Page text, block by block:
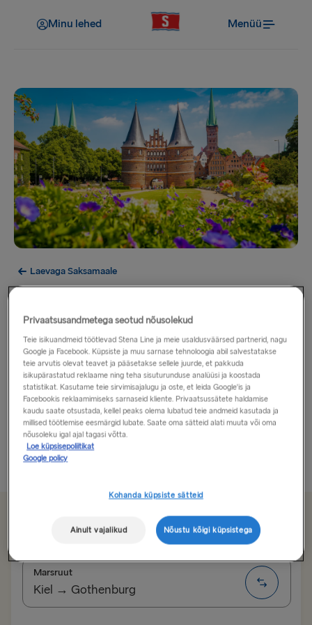
Minu lehed Menüü
Laevaga Saksamaale
Põhja-Saksamaal asuv Lübeck on väga vana
hansalinn, mida nimetati Hansa Liidu kuningannaks.
See on külastuseks meeldiv paik, kus domineerivad
keskaegne õhkkond, tellistest gooti arhitektuur ning
ajaloolised ja kultuurilised atraktsioonid. Lübeckisse on
lihtne jõuda, kui reisite praamiga Göteborgist Kieli või...
Loe rohkem
Alates 183.10€ üheotsapileti eest autole, juhile ja kajutile
Marsruut
Kiel → Gothenburg
Privaatsusandmetega seotud nõusolekud
Teie isikuandmeid töötlevad Stena Line ja meie usaldusväärsed partnerid, nagu
Google ja Facebook. Küpsiste ja muu sarnase tehnoloogia abil salvestatakse
teie arvutis olevat teavet ja pääsetakse sellele juurde, et pakkuda
isikupärastatud reklaame ning teha sisuturunduse analüüsi ja koostada
statistikat. Kasutame teie sirvimisajalugu ja oste, et leida Google'is ja
Facebookis reklaamimiseks sarnaseid kliente. Privaatsussätete haldamise
kaudu saate otsustada, kellel peaks olema lubatud teie andmeid kasutada ja
millised töötlemise eesmärgid lubate. Saate oma sätteid alati muuta või oma
nõusoleku igal ajal tagasi võtta.
Loe küpsisepoliitikat
Google policy
Kohanda küpsiste sätteid
Ainult vajalikud Nõustu kõigi küpsistega